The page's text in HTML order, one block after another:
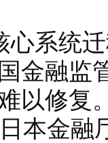
心系统
金融监
以修复
本金融